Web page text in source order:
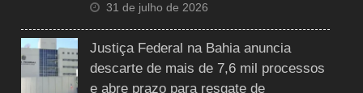
31 de julho de 2026
Justiça Federal na Bahia anuncia
descarte de mais de 7,6 mil processos
e abre prazo para resgate de